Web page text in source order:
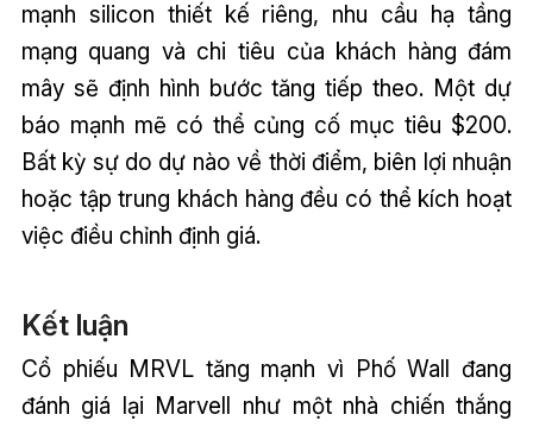
mạnh silicon thiết kế riêng, nhu cầu hạ tầng
mạng quang và chi tiêu của khách hàng đám
mây sẽ định hình bước tăng tiếp theo. Một dự
báo mạnh mẽ có thể củng cố mục tiêu $200.
Bất kỳ sự do dự nào về thời điểm, biên lợi nhuận
hoặc tập trung khách hàng đều có thể kích hoạt
việc điều chỉnh định giá.
Kết luận
Cổ phiếu MRVL tăng mạnh vì Phố Wall đang
đánh giá lại Marvell như một nhà chiến thắng